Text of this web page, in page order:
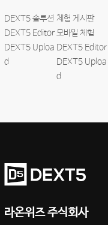
DEXT5 솔루션
DEXT5 Editor
DEXT5 Uploa
d
체험 게시판
모바일 체험
DEXT5 Editor
DEXT5 Uploa
d
라온위즈 주식회사